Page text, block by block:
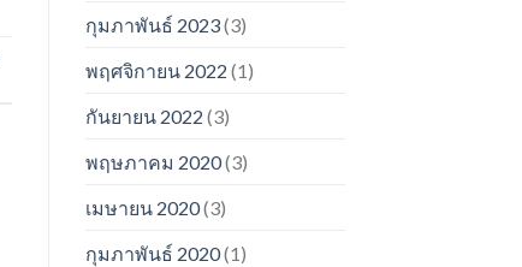
กุมภาพันธ์ 2023(3)
พฤศจิกายน 2022 (1)
กันยายน 2022 (3)
พฤษภาคม 2020(3)
เมษายน 2020(3)
กุมภาพันธ์ 2020(1)